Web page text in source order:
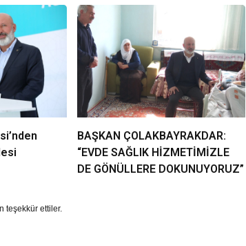
BAŞKAN ÇOLAKBAYRAKDAR:
“EVDE SAĞLIK HİZMETİMİZLE
DE GÖNÜLLERE DOKUNUYORUZ”
teşekkür ettiler.